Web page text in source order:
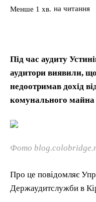
Менше 1 хв. на читання
Під час аудиту
аудитори виявили,
недоотримав дохід
комунального майна
Фото
Про це повідомляє
Держаудитслужби в